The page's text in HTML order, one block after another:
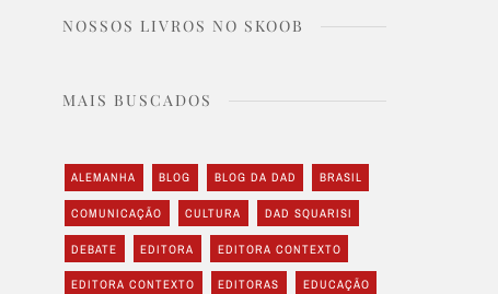
NOSSOS LIVROS NO SKOOB
MAIS BUSCADOS
ALEMANHA BLOG BLOG DA DAD BRASIL
COMUNICAÇÃO CULTURA DAD SQUARISI
DEBATE EDITORA EDITORA CONTEXTO
EDITORA CONTEXTO EDITORAS EDUCAÇÃO